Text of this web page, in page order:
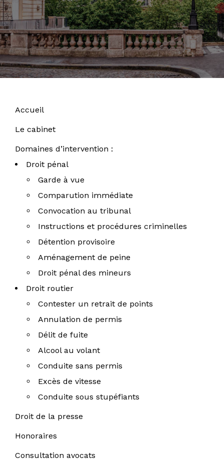
Accueil
Le cabinet
Domaines d’intervention
Droit pénal
Garde à vue
Comparution immédiate
Convocation au tribunal
Instructions et procédures criminelles
Détention provisoire
Aménagement de peine
Droit pénal des mineurs
Droit routier
Contester un retrait de points
Annulation de permis
Délit de fuite
Alcool au volant
Conduite sans permis
Excès de vitesse
Conduite sous stupéfiants
Droit de la presse
Honoraires
Consultation avocats